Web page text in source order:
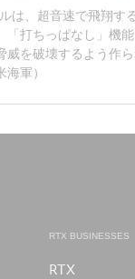
は、超音速で飛翔す
「打ちっぱなし」機
を破壊するよう作ら
海軍）
RTX BUSINESSES
RTX